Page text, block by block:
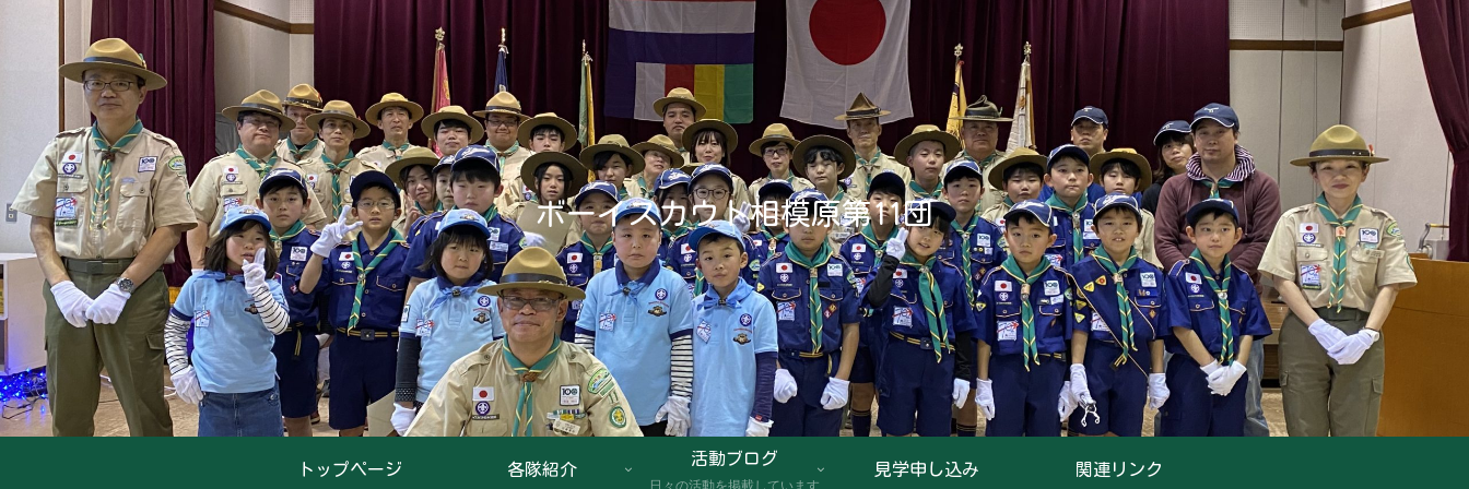
ボーイスカウト相模原第11団
トップページ 各隊紹介
活動ブログ
日々の活動を掲載しています
見学申し込み 関連リンク